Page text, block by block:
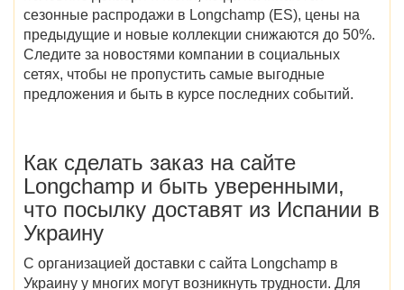
сезонные распродажи в Longchamp (ES), цены на
предыдущие и новые коллекции снижаются до 50%.
Следите за новостями компании в социальных
сетях, чтобы не пропустить самые выгодные
предложения и быть в курсе последних событий.
Как сделать заказ насайте
Longchamp и быть уверенными,
что посылку доставят из Испании в
Украину
С организацией доставки с сайта Longchamp в
Украину у многих могут возникнуть трудности. Для